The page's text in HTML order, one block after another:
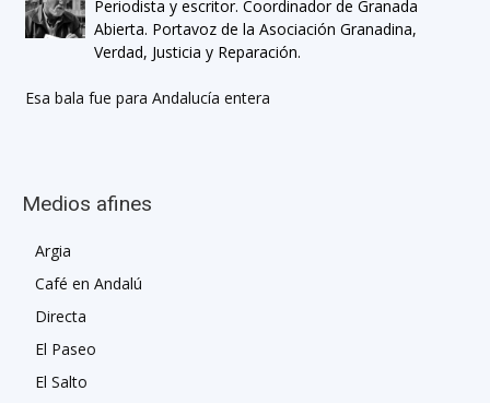
Periodista y escritor. Coordinador de Granada
Abierta. Portavoz de la Asociación Granadina,
Verdad, Justicia y Reparación.
Esa bala fue para Andalucía entera
Medios afines
Argia
Café en Andalú
Directa
El Paseo
El Salto